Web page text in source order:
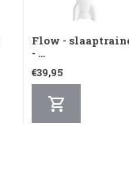
Flow -
- ...
€39,95